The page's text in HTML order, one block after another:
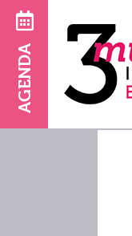
AGENDA